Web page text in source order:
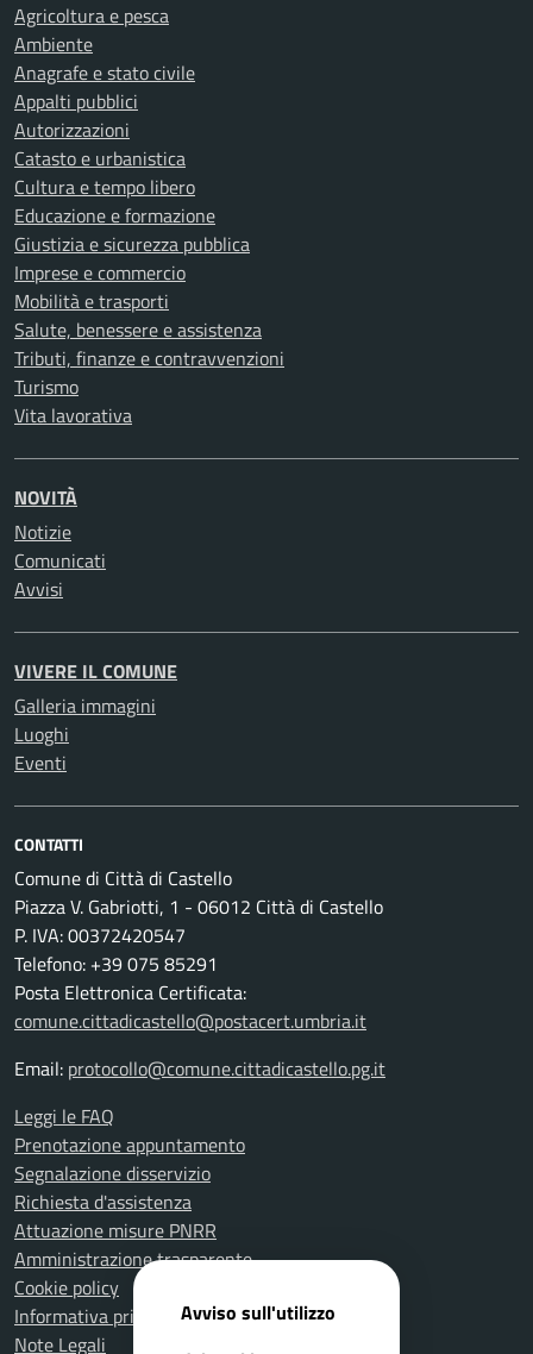
Agricoltura e pesca
Ambiente
Anagrafe e stato civile
Appalti pubblici
Autorizzazioni
Catasto e urbanistica
Cultura e tempo libero
Educazione e formazione
Giustizia e sicurezza pubblica
Imprese e commercio
Mobilità e trasporti
Salute, benessere e assistenza
Tributi, finanze e contravvenzioni
Turismo
Vita lavorativa
NOVITÀ
Notizie
Comunicati
Avvisi
VIVERE IL COMUNE
Galleria immagini
Luoghi
Eventi
CONTATTI
Comune di Città di Castello
Piazza V. Gabriotti, 1 - 06012 Città di Castello
P. IVA: 00372420547
Telefono: +39 075 85291
Posta Elettronica Certificata:
comune.cittadicastello@postacert.umbria.it
Email: protocollo@comune.cittadicastello.pg.it
Leggi le FAQ
Prenotazione appuntamento
Segnalazione disservizio
Richiesta d'assistenza
Attuazione misure PNRR
Amministrazione trasparente
Cookie policy
Informativa privacy
Note Legali
Avviso sull'utilizzo